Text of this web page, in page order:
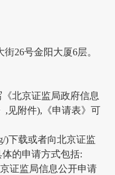
街26号金阳大厦6层。
北京证监局政府信息
,见附件),《申请表》可
)下载或者向北京证监
的申请方式包括:
证监局信息公开申请